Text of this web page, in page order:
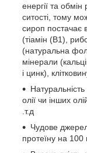
енергії та
ситості, тому
сироп постачає
(тіамін (B1),
(натуральна
мінерали
і цинк),
олії чи інших
.т.д
Чудове
протеїну на 100